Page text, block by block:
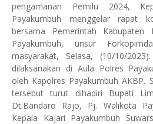
pengamanan Pemilu 2024,
Payakumbuh menggelar rapat
bersama Pemerintah Kabupaten
Payakumbuh, unsur
masyarakat, Selasa, (10/10/
dilaksanakan di Aula Polres
oleh Kapolres Payakumbuh AKBP.
tersebut turut dihadiri Bupati
Dt.Bandaro Rajo, Pj. Walikota
Kepala Kajari Payakumbuh